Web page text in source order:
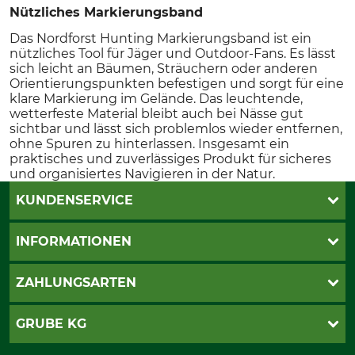
Nützliches Markierungsband
Das Nordforst Hunting Markierungsband ist ein
nützliches Tool für Jäger und Outdoor-Fans. Es lässt
sich leicht an Bäumen, Sträuchern oder anderen
Orientierungspunkten befestigen und sorgt für eine
klare Markierung im Gelände. Das leuchtende,
wetterfeste Material bleibt auch bei Nässe gut
sichtbar und lässt sich problemlos wieder entfernen,
ohne Spuren zu hinterlassen. Insgesamt ein
praktisches und zuverlässiges Produkt für sicheres
und organisiertes Navigieren in der Natur.
KUNDENSERVICE
Live-Shopping
Seilwindenprüfung
INFORMATIONEN
AGB
ZAHLUNGSARTEN
PayPal
GRUBE KG